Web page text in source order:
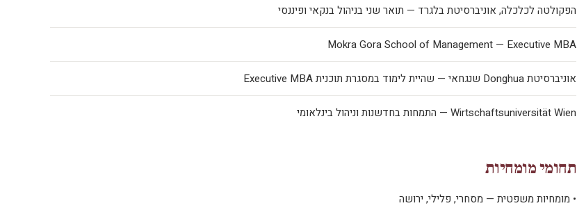
הפקולטה לכלכלה, אוניברסיטת בלגרד — תואר שני בניהול בנקאי ופיננסי
Mokra Gora School of Management — Executive MBA
אוניברסיטת Donghua שנגחאי — שהיית לימוד במסגרת תוכנית Executive MBA
Wirtschaftsuniversität Wien — התמחות בחדשנות וניהול בינלאומי
תחומי מומחיות
• מומחיות משפטית — מסחרי, פלילי, ירושה